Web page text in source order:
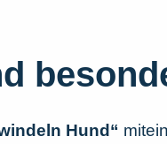
Hund“